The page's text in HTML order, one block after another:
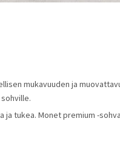
mukavuuden ja
tukea. Monet premium -